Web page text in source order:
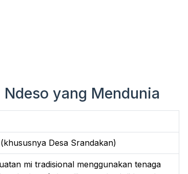
yang Mendunia
Desa Srandakan)
mi tradisional menggunakan tenaga